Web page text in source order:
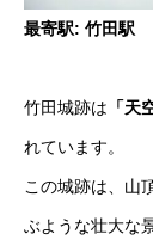
最寄駅: 竹田駅
竹田城跡は 「天
れています。
この城跡は、山
ぶような壮大な